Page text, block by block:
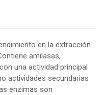
en la extracción
amilasas,
una actividad principal
actividades secundarias
enzimas son